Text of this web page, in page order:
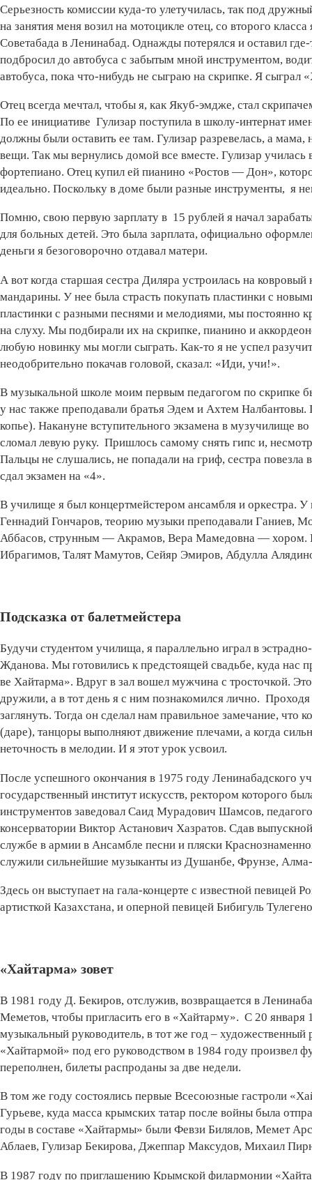
Серьезность комиссии куда-то улетучилась, так под
на занятия меня возил на мотоцикле отец, со второго
Советабада в Ленинабад. Однажды потерялся и оставил
подбросил до автобуса с забытым мной инструментом,
автобуса, пока что-нибудь не сыграю на скрипке. Я
Отец всегда мечтал, чтобы я, как Якуб-эмдже, стал
По ее инициативе Гулизар поступила в школу-интернат
должны были оставить ее там. Гулизар разревелась, а
вещи. Так мы вернулись домой все вместе. Гулизар
фортепиано. Отец купил ей пианино «Ростов — Дон»,
идеально. Поскольку в доме были разные инструменты, я
Помню, свою первую зарплату в 15 рублей я начал
для больных детей. Это была зарплата, официально
деньги я безоговорочно отдавал матери.
А вот когда старшая сестра Диляра устроилась на
мандарины. У нее была страсть покупать пластинки с
пластинки с разными песнями и мелодиями, мы постоянно
на слуху. Мы подбирали их на скрипке, пианино и
любую новинку мы могли сыграть. Как-то я не успел
неодобрительно покачав головой, сказал: «Иди, учи!».
В музыкальной школе моим первым педагогом по скрипке
у нас также преподавали братья Эдем и Ахтем
копье). Накануне вступительного экзамена в музучилище
сломал левую руку. Пришлось самому снять гипс и,
Пальцы не слушались, не попадали на гриф, сестра
сдал экзамен на «4».
В училище я был концертмейстером ансамбля и оркестра.
Геннадий Гончаров, теорию музыки преподавали Ганиев,
Аббасов, струнным — Акрамов, Вера Мамедовна — хором.
Ибрагимов, Талят Мамутов, Сейяр Эмиров, Абдулла
Подсказка от балетмейстера
Будучи студентом училища, я параллельно играл в
Жданова. Мы готовились к предстоящей свадьбе, куда нас
ве Хайтарма». Вдруг в зал вошел мужчина с тросточкой.
дружили, а в тот день я с ним познакомился лично.
заглянуть. Тогда он сделал нам правильное замечание, что
(даре), танцоры выполняют движение плечами, а когда
неточность в мелодии. И я этот урок усвоил.
После успешного окончания в 1975 году Ленинабадского
государственный институт искусств, ректором которого
инструментов заведовал Саид Мурадович Шамсов,
консерватории Виктор Астанович Хазратов. Сдав
службе в армии в Ансамбле песни и пляски
служили сильнейшие музыканты из Душанбе, Фрунзе,
Здесь он выступает на гала-концерте с известной певицей
артисткой Казахстана, и оперной певицей Бибигуль
«Хайтарма» зовет
В 1981 году Д. Бекиров, отслужив, возвращается в
Меметов, чтобы пригласить его в «Хайтарму». С 20
музыкальный руководитель, в тот же год –
«Хайтармой» под его руководством в 1984 году произвел
переполнен, билеты распроданы за две недели.
В том же году состоялись первые Всесоюзные гастроли
Гурьеве, куда масса крымских татар после войны была
годы в составе «Хайтармы» были Февзи Билялов, Мемет
Аблаев, Гулизар Бекирова, Джеппар Максудов, Михаил
В 1987 году по приглашению Крымской филармонии